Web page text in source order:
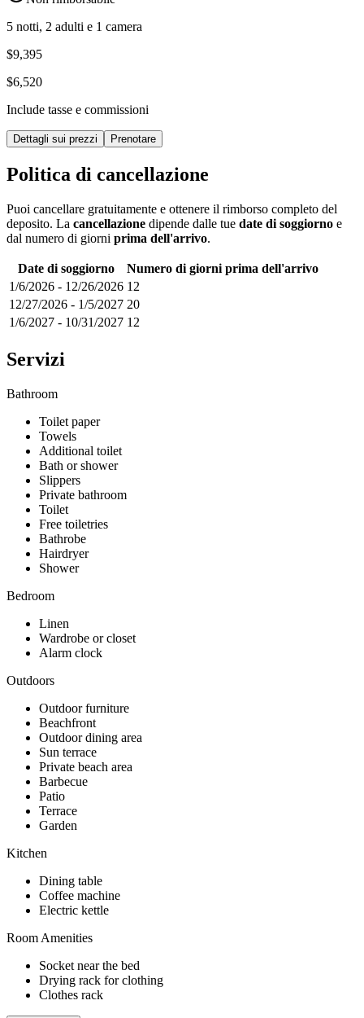
5 notti, 2 adulti e 1 camera
$9,395
$6,520
Include tasse e commissioni
Dettagli sui prezzi Prenotare
Politica di cancellazione
Puoi cancellare gratuitamente e ottenere il rimborso completo del
deposito. La cancellazione dipende dalle tue date di soggiorno e
dal numero di giorni prima dell'arrivo.
Date di soggiorno
Numero di giorni prima dell'arrivo
1/6/2026 - 12/26/2026 12
12/27/2026 - 1/5/2027 20
1/6/2027 - 10/31/2027 12
Servizi
Bathroom
Toilet paper
Towels
Additional toilet
Bath or shower
Slippers
Private bathroom
Toilet
Free toiletries
Bathrobe
Hairdryer
Shower
Bedroom
Linen
Wardrobe or closet
Alarm clock
Outdoors
Outdoor furniture
Beachfront
Outdoor dining area
Sun terrace
Private beach area
Barbecue
Patio
Terrace
Garden
Kitchen
Dining table
Coffee machine
Electric kettle
Room Amenities
Socket near the bed
Drying rack for clothing
Clothes rack